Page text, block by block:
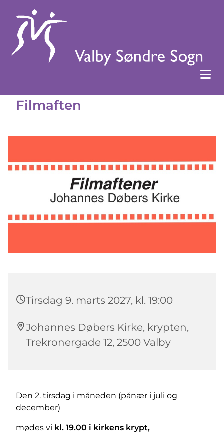
Filmaften
Tirsdag 9. marts 2027, kl. 19:00
Johannes Døbers Kirke, krypten,
Trekronergade 12, 2500 Valby
Den 2. tirsdag i måneden (pånær i juli og
december)
mødes vi kl. 19.00 i kirkens krypt,